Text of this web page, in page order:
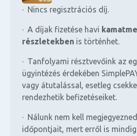
· Nincs regisztrációs díj.
· A díjak fizetése havi
részletekben is történhet.
· Tanfolyami résztvevőink az
ügyintézés érdekében
vagy átutalással, esetleg
rendezhetik befizetéseiket.
· Nálunk nem kell
időpontjait, mert erről is